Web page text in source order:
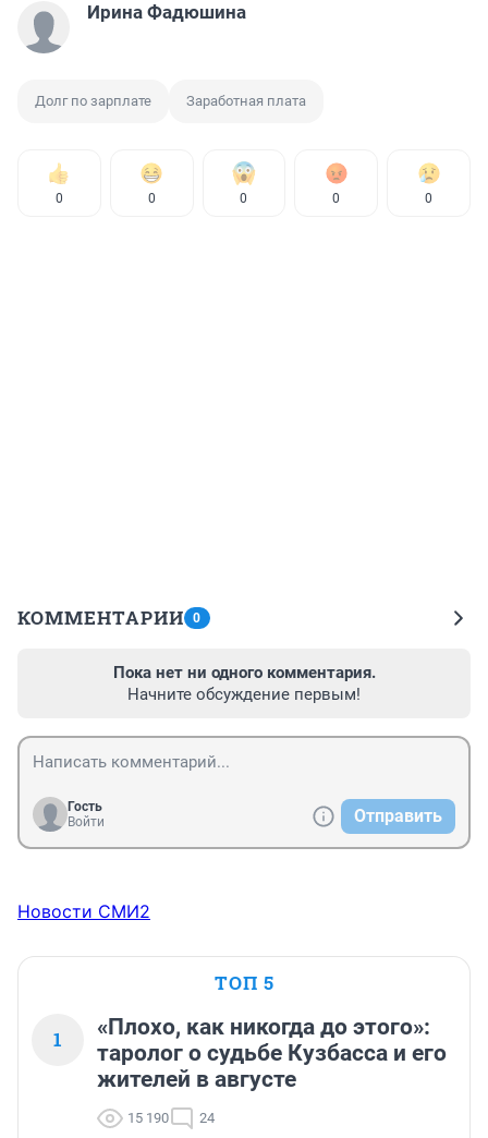
Ирина Фадюшина
Долг по зарплате Заработная плата
0 0 0 0 0
КОММЕНТАРИИ 0
Пока нет ни одного комментария.
Начните обсуждение первым!
Гость
Войти
Отправить
Новости СМИ2
ТОП 5
1
«Плохо, как никогда до этого»:
таролог о судьбе Кузбасса и его
жителей в августе
15 190 24